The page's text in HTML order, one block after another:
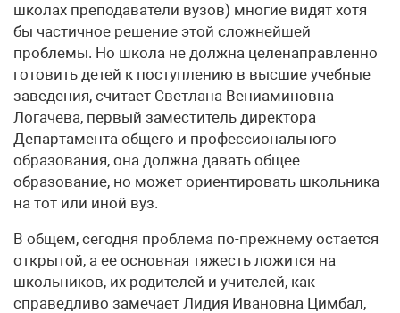
школах преподаватели вузов) многие видят хотя
бы частичное решение этой сложнейшей
проблемы. Но школа не должна целенаправленно
готовить детей к поступлению в высшие учебные
заведения, считает Светлана Вениаминовна
Логачева, первый заместитель директора
Департамента общего и профессионального
образования, она должна давать общее
образование, но может ориентировать школьника
на тот или иной вуз.
В общем, сегодня проблема по-прежнему остается
открытой, а ее основная тяжесть ложится на
школьников, их родителей и учителей, как
справедливо замечает Лидия Ивановна Цимбал,